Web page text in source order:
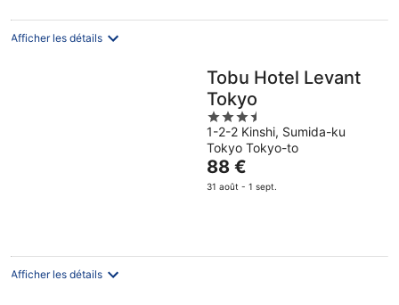
nuit
Afficher les détails
Tobu Hotel Levant
Tokyo
3.5
out
of
5
1-2-2 Kinshi, Sumida-ku
Tokyo Tokyo-to
Le
prix
par
88 €
31 août - 1 sept.
Afficher les détails